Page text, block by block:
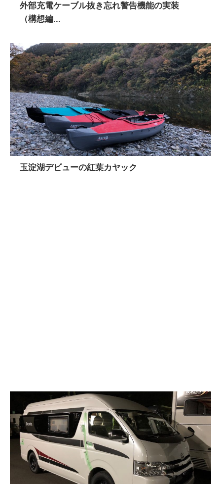
外部充電ケーブル抜き忘れ警告機能の実装
（構想編...
玉淀湖デビューの紅葉カヤック